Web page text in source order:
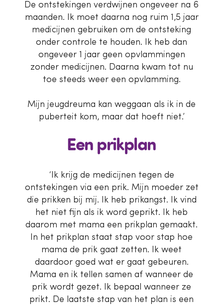
De ontstekingen verdwijnen ongeveer na 6
maanden. Ik moet daarna nog ruim 1,5 jaar
medicijnen gebruiken om de ontsteking
onder controle te houden. Ik heb dan
ongeveer 1 jaar geen opvlammingen
zonder medicijnen. Daarna kwam tot nu
toe steeds weer een opvlamming.
Mijn jeugdreuma kan weggaan als ik in de
puberteit kom, maar dat hoeft niet.’
Een prikplan
‘Ik krijg de medicijnen tegen de
ontstekingen via een prik. Mijn moeder zet
die prikken bij mij. Ik heb prikangst. Ik vind
het niet fijn als ik word geprikt. Ik heb
daarom met mama een prikplan gemaakt.
In het prikplan staat stap voor stap hoe
mama de prik gaat zetten. Ik weet
daardoor goed wat er gaat gebeuren.
Mama en ik tellen samen af wanneer de
prik wordt gezet. Ik bepaal wanneer ze
prikt. De laatste stap van het plan is een